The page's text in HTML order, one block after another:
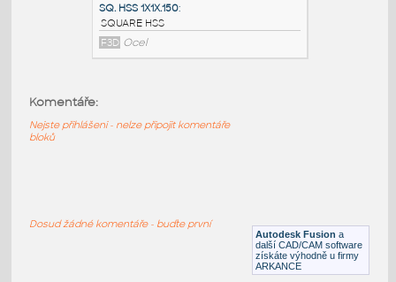
F3D Ocel
F3D Ocel
F3D Ocel
Autodesk Fusion a
další CAD/CAM software
získáte výhodně u firmy
ARKANCE
Komentáře:
Nejste přihlášeni - nelze připojit komentáře
bloků
Dosud žádné komentáře - buďte první